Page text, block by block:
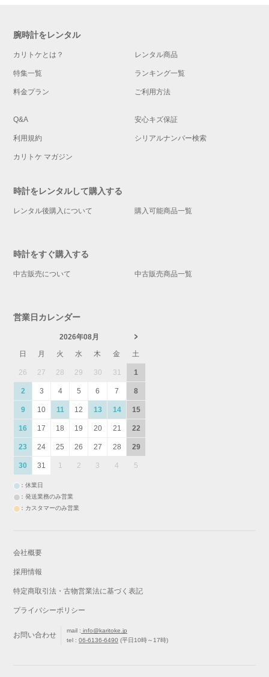
腕時計をレンタル
カリトケとは？ レンタル商品
特集一覧 ランキング一覧
料金プラン ご利用方法
Q&A 安心キズ保証
利用規約 シリアルナンバー検索
カリトケ マガジン
時計をレンタルして購入する
レンタル後購入について 購入可能商品一覧
時計をすぐ購入する
中古販売について 中古販売商品一覧
営業日カレンダー
2026年08月
日
月 火 水 木 金 土
26 27 28 29 30 31 1
2 3 4 5 6 7 8
9 10 11 12 13 14 15
16 17 18 19 20 21 22
23 24 25 26 27 28 29
30 31 1 2 3 4 5
：休業日
：発送業務のみ営業
：カスタマーのみ営業
会社概要
採用情報
特定商取引法・古物営業法に基づく表記
プライバシーポリシー
お問い合わせ
mail : info@karitoke.jp
tel :06-6136-6490 (平日10時～17時)